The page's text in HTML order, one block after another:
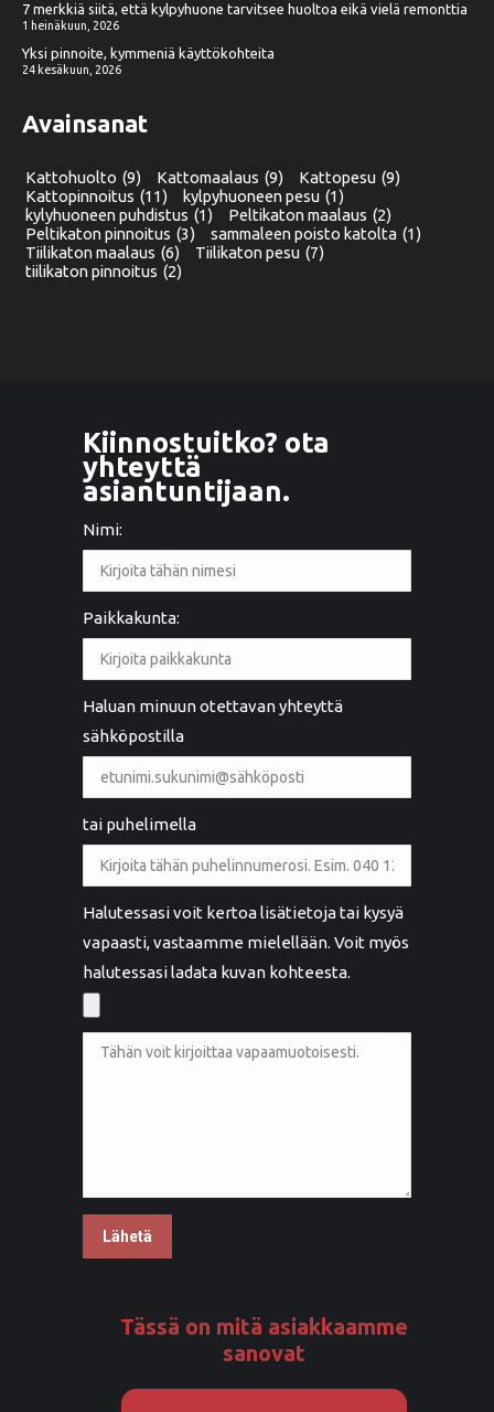
7 merkkiä siitä, että kylpyhuone tarvitsee huoltoa eikä vielä remonttia
1 heinäkuun, 2026
Yksi pinnoite, kymmeniä käyttökohteita
24 kesäkuun, 2026
Avainsanat
Kattohuolto (9) Kattomaalaus (9) Kattopesu (9)
Kattopinnoitus (11) kylpyhuoneen pesu (1)
kylyhuoneen puhdistus (1) Peltikaton maalaus (2)
Peltikaton pinnoitus (3) sammaleen poisto katolta (1)
Tiilikaton maalaus (6) Tiilikaton pesu (7)
tiilikaton pinnoitus (2)
Kiinnostuitko? ota
yhteyttä
asiantuntijaan.
Nimi:
Paikkakunta:
Haluan minuun otettavan yhteyttä
sähköpostilla
tai puhelimella
Halutessasi voit kertoa lisätietoja tai kysyä
vapaasti, vastaamme mielellään. Voit myös
halutessasi ladata kuvan kohteesta.
Tässä on mitä asiakkaamme
sanovat